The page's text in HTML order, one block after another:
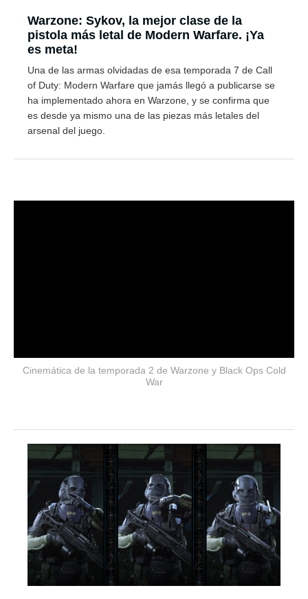
Warzone: Sykov, la mejor clase de la
pistola más letal de Modern Warfare. ¡Ya
es meta!
Una de las armas olvidadas de esa temporada 7 de Call
of Duty: Modern Warfare que jamás llegó a publicarse se
ha implementado ahora en Warzone, y se confirma que
es desde ya mismo una de las piezas más letales del
arsenal del juego.
Cinemática de la temporada 2 de Warzone y Black Ops Cold
War